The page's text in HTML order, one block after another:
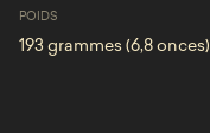
POIDS
193 grammes (6,8 onces)